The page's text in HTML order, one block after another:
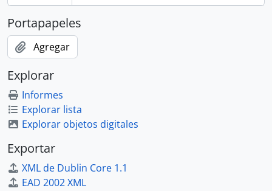
Portapapeles
Agregar
Explorar
Informes
Explorar lista
Explorar objetos digitales
Exportar
XML de Dublin Core 1.1
EAD 2002 XML